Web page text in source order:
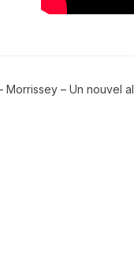
Morrissey – Un nouvel